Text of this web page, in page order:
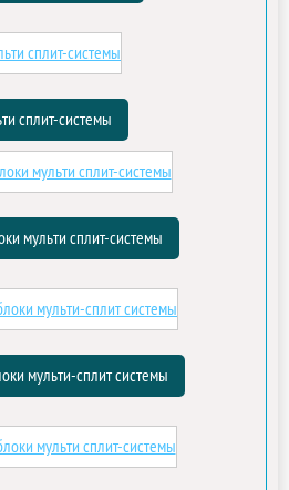
сплит-системы
мульти сплит-системы
мульти-сплит системы